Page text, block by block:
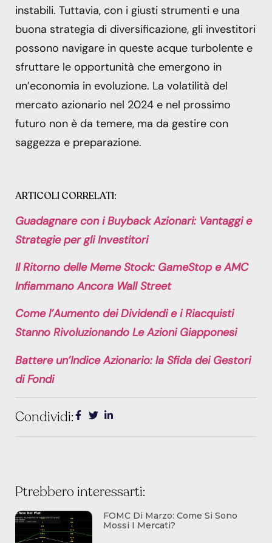
instabili. Tuttavia, con i giusti strumenti e una
buona strategia di diversificazione, gli investitori
possono navigare in queste acque turbolente e
sfruttare le opportunità che emergono in
un’economia in evoluzione. La volatilità del
mercato azionario nel 2024 e nel prossimo
futuro non è da temere, ma da gestire con
saggezza e preparazione.
ARTICOLI CORRELATI:
Guadagnare con i Buyback Azionari: Vantaggi e
Strategie per gli Investitori
Il Ritorno delle Meme Stock: GameStop e AMC
Infiammano Ancora Wall Street
Come l’Aumento dei Dividendi e i Riacquisti
Stanno Rivoluzionando Le Azioni Giapponesi
Battere un’Indice Azionario: la Sfida dei Gestori
di Fondi
Condividi:
Ptrebbero interessarti:
FOMC Di Marzo: Come Si Sono
Mossi I Mercati?